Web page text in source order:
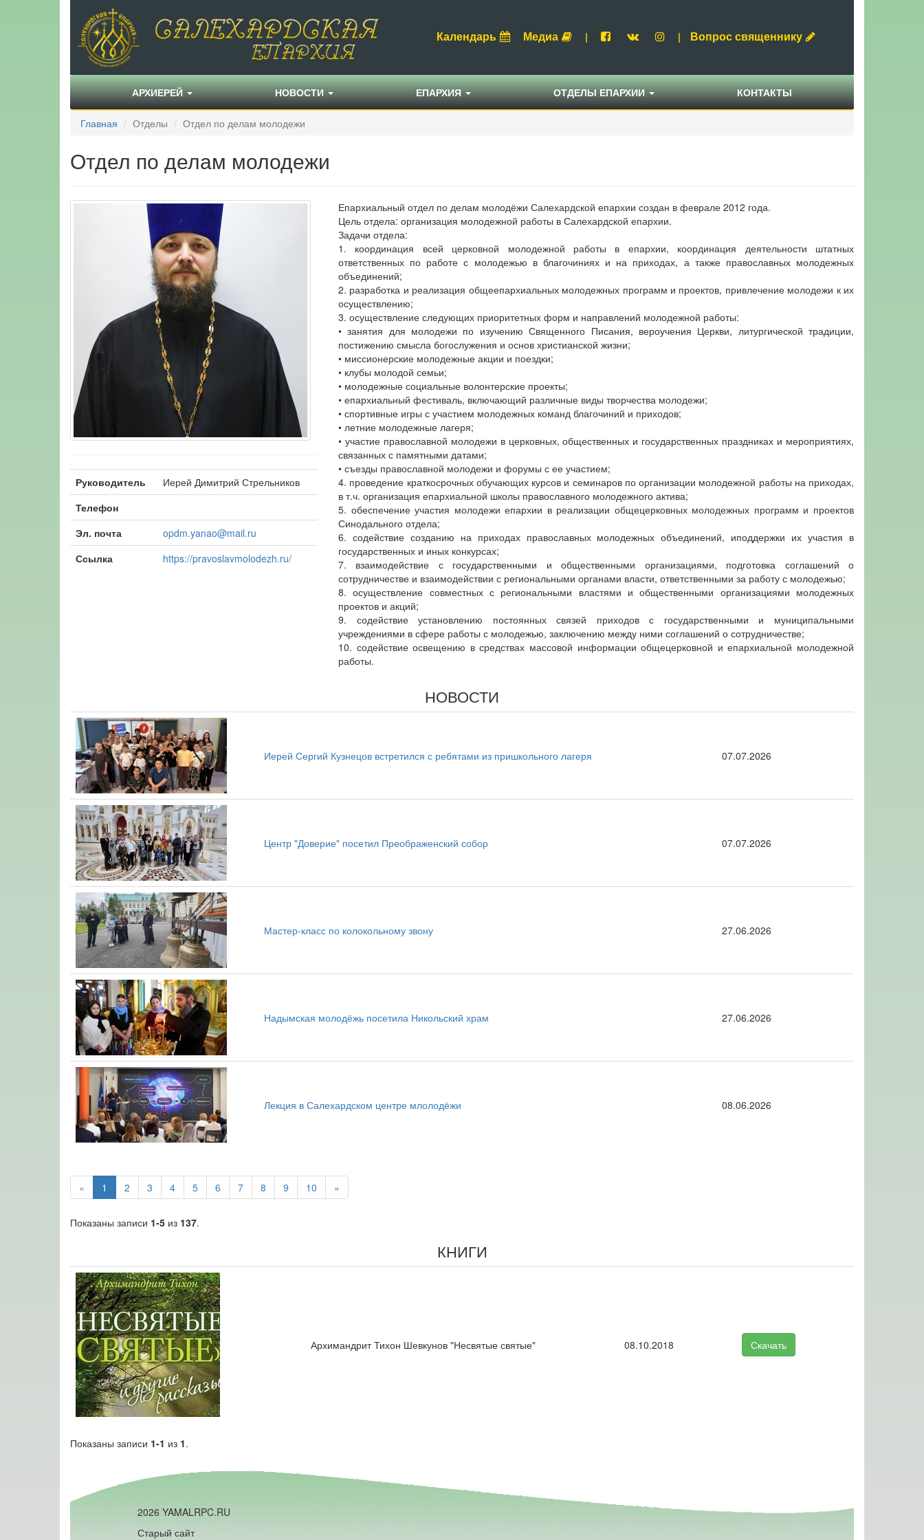
Календарь Медиа | | Вопрос священнику
АРХИЕРЕЙ НОВОСТИ ЕПАРХИЯ ОТДЕЛЫ ЕПАРХИИ КОНТАКТЫ
Главная Отделы Отдел по делам молодежи
Отдел по делам молодежи
Руководитель
Иерей Димитрий Стрельников
Телефон
Эл. почта
opdm.yanao@mail.ru
Ссылка
https://pravoslavmolodezh.ru/
Епархиальный отдел по делам молодёжи Салехардской епархии создан в феврале 2012 года.
Цель отдела: организация молодежной работы в Салехардской епархии.
Задачи отдела:
1. координация всей церковной молодежной работы в епархии, координация деятельности штатных
ответственных по работе с молодежью в благочиниях и на приходах, а также православных молодежных
объединений;
2. разработка и реализация общеепархиальных молодежных программ и проектов, привлечение молодежи к их
осуществлению;
3. осуществление следующих приоритетных форм и направлений молодежной работы:
• занятия для молодежи по изучению Священного Писания, вероучения Церкви, литургической традиции,
постижению смысла богослужения и основ христианской жизни;
• миссионерские молодежные акции и поездки;
• клубы молодой семьи;
• молодежные социальные волонтерские проекты;
• епархиальный фестиваль, включающий различные виды творчества молодежи;
• спортивные игры с участием молодежных команд благочиний и приходов;
• летние молодежные лагеря;
• участие православной молодежи в церковных, общественных и государственных праздниках и мероприятиях,
связанных с памятными датами;
• съезды православной молодежи и форумы с ее участием;
4. проведение краткосрочных обучающих курсов и семинаров по организации молодежной работы на приходах,
в т.ч. организация епархиальной школы православного молодежного актива;
5. обеспечение участия молодежи епархии в реализации общецерковных молодежных программ и проектов
Синодального отдела;
6. содействие созданию на приходах православных молодежных объединений, иподдержки их участия в
государственных и иных конкурсах;
7. взаимодействие с государственными и общественными организациями, подготовка соглашений о
сотрудничестве и взаимодействии с региональными органами власти, ответственными за работу с молодежью;
8. осуществление совместных с региональными властями и общественными организациями молодежных
проектов и акций;
9. содействие установлению постоянных связей приходов с государственными и муниципальными
учреждениями в сфере работы с молодежью, заключению между ними соглашений о сотрудничестве;
10. содействие освещению в средствах массовой информации общецерковной и епархиальной молодежной
работы.
НОВОСТИ
Иерей Сергий Кузнецов встретился с ребятами из пришкольного лагеря 07.07.2026
Центр "Доверие" посетил Преображенский собор 07.07.2026
Мастер-класс по колокольному звону 27.06.2026
Надымская молодёжь посетила Никольский храм 27.06.2026
Лекция в Салехардском центре млолодёжи 08.06.2026
« 1 2 3 4 5 6 7 8 9 10 »
Показаны записи 1-5 из 137.
КНИГИ
Архимандрит Тихон Шевкунов "Несвятые святые" 08.10.2018 Скачать
Показаны записи 1-1 из 1.
2026 YAMALRPC.RU
Старый сайт